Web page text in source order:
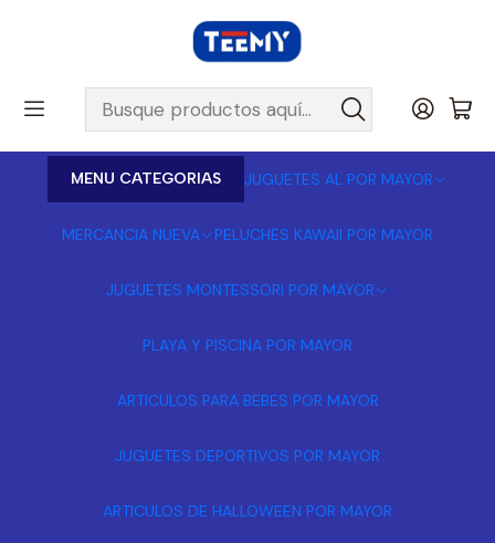
MENU CATEGORIAS JUGUETES AL POR MAYOR
MERCANCIA NUEVA PELUCHES KAWAII POR MAYOR
JUGUETES MONTESSORI POR MAYOR
PLAYA Y PISCINA POR MAYOR
ARTICULOS PARA BEBES POR MAYOR
JUGUETES DEPORTIVOS POR MAYOR
ARTICULOS DE HALLOWEEN POR MAYOR